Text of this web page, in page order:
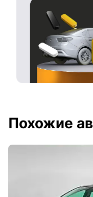
Похожие